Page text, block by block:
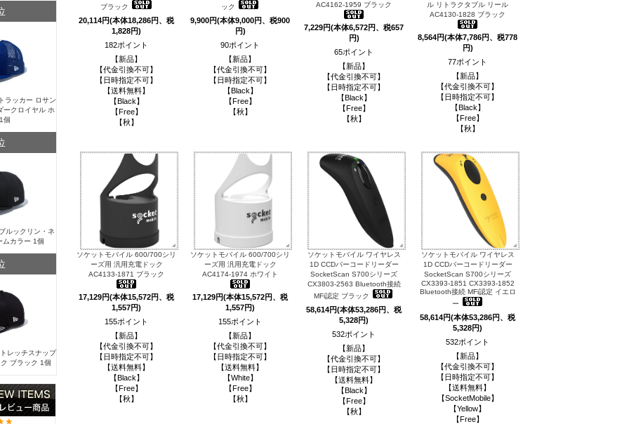
ラッカー ロサン
ークロイヤル ホ
個
ルックリン・ネ
ムカラー 1個
レッチスナップ
ブラック 1個
ブラック
20,114円(本体18,286円、税
1,828円)
182ポイント
【新品】
【代金引換不可】
【日時指定不可】
【送料無料】
【Black】
【Free】
【秋】
ック
9,900円(本体9,000円、税900
円)
90ポイント
【新品】
【代金引換不可】
【日時指定不可】
【Black】
【Free】
【秋】
AC4162-1959 ブラック
7,229円(本体6,572円、税657
円)
65ポイント
【新品】
【代金引換不可】
【日時指定不可】
【Black】
【Free】
【秋】
ル リトラクタブル リール
AC4130-1828 ブラック
8,564円(本体7,786円、税778
円)
77ポイント
【新品】
【代金引換不可】
【日時指定不可】
【Black】
【Free】
【秋】
ソケットモバイル 600/700シリ
ーズ用 汎用充電ドック
AC4133-1871 ブラック
17,129円(本体15,572円、税
1,557円)
155ポイント
【新品】
【代金引換不可】
【日時指定不可】
【送料無料】
【Black】
【Free】
【秋】
ソケットモバイル 600/700シリ
ーズ用 汎用充電ドック
AC4174-1974 ホワイト
17,129円(本体15,572円、税
1,557円)
155ポイント
【新品】
【代金引換不可】
【日時指定不可】
【送料無料】
【White】
【Free】
【秋】
ソケットモバイル ワイヤレス
1D CCDバーコードリーダー
SocketScan S700シリーズ
CX3803-2563 Bluetooth接続
MFi認定 ブラック
58,614円(本体53,286円、税
5,328円)
532ポイント
【新品】
【代金引換不可】
【日時指定不可】
【送料無料】
【Black】
【Free】
【秋】
ソケットモバイル ワイヤレス
1D CCDバーコードリーダー
SocketScan S700シリーズ
CX3393-1851 CX3393-1852
Bluetooth接続 MFi認定 イエロ
ー
58,614円(本体53,286円、税
5,328円)
532ポイント
【新品】
【代金引換不可】
【日時指定不可】
【送料無料】
【SocketMobile】
【Yellow】
【Free】